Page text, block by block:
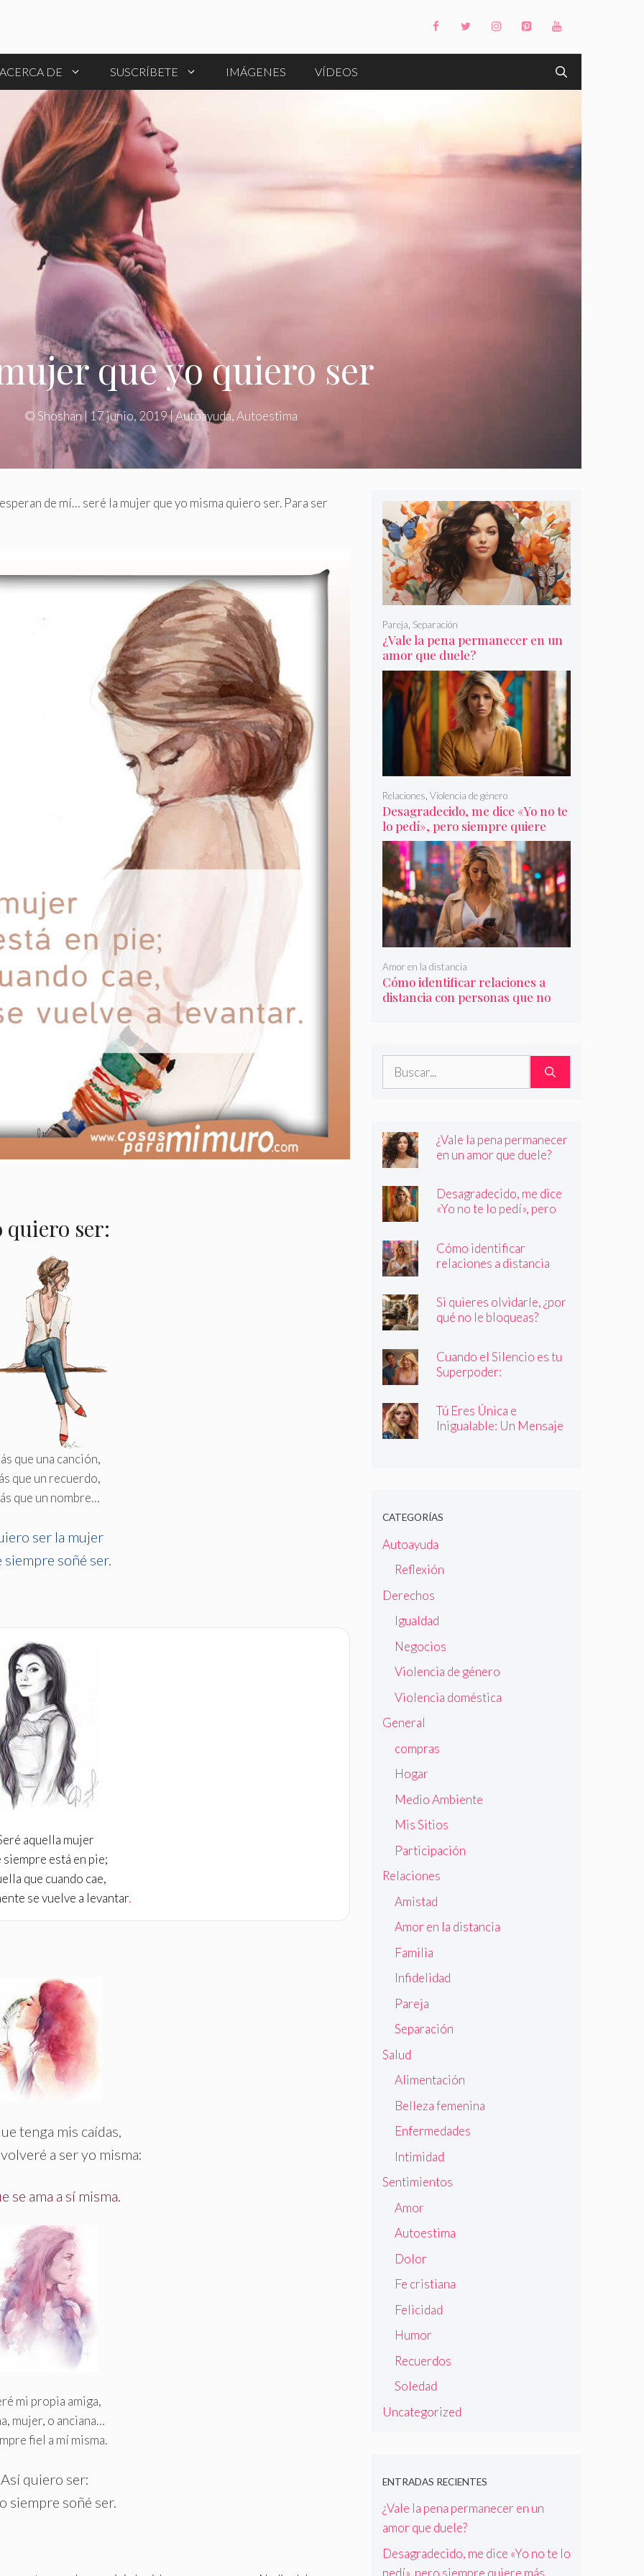
ACERCA DE SUSCRÍBETE IMÁGENES VÍDEOS
que yo quiero ser
©Shoshan| 17 junio, 2019|Autoayuda,Autoestima
de mí… seré la mujer que yo misma quiero ser. Para ser
quiero ser:
que una canción,
que un recuerdo,
que un nombre…
ser la mujer
siempre soñé ser.
aquella mujer
siempre está en pie;
que cuando cae,
se vuelve a levantar.
tenga mis caídas,
a ser yo misma:
se ama a sí misma.
mi propia amiga,
mujer, o anciana…
fiel a mí misma.
Así quiero ser:
siempre soñé ser.
¿Vale la pena permanecer en un
amor que duele?
Pareja, Separación
Desagradecido, me dice «Yo no te
lo pedí», pero siempre quiere
más
Relaciones Violencia de género
Cómo identificar relaciones a
distancia con personas que no
Amor en la distancia
Buscar:
¿Vale la pena permanecer
en un amor que duele?
Desagradecido, me dice
«Yo no te lo pedí», pero
Cómo identificar
relaciones a distancia
Si quieres olvidarle, ¿por
qué no le bloqueas?
Cuando el Silencio es tu
Superpoder:
de Callar
Tú Eres Única e
Inigualable: Un Mensaje
CATEGORÍAS
Autoayuda
Reflexión
Derechos
Igualdad
Negocios
Violencia de género
Violencia doméstica
General
compras
Hogar
Medio Ambiente
Mis Sitios
Participación
Relaciones
Amistad
Amor en la distancia
Familia
Infidelidad
Pareja
Separación
Salud
Alimentación
Belleza femenina
Enfermedades
Intimidad
Sentimientos
Amor
Autoestima
Dolor
Fe cristiana
Felicidad
Humor
Recuerdos
Soledad
Uncategorized
ENTRADAS RECIENTES
¿Vale la pena permanecer en un
amor que duele?
Desagradecido, me dice «Yo no te lo
pedí», pero siempre quiere más